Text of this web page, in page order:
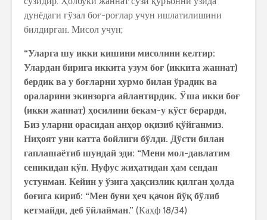
дунёдаги гўзал боғ-роғлар учун ишлатилишини
билдирган. Мисол учун;
“Уларга шу икки кишини мисолини келтир:
Улардан бирига иккита узум боғ (иккита жаннат)
бердик ва у боғларни хурмо билан ўрадик ва
ораларини экинзорга айлантирдик. Ўша икки боғ
(икки жаннат) ҳосилини бекам-у кўст берарди,
Биз уларни орасидан анҳор оқизиб қўйганмиз.
Ниҳоят уни катта бойлиги бўлди. Дўсти билан
гаплашаётиб шундай эди: “Мени мол-давлатим
сеникидан кўп. Нуфус жиҳатидан ҳам сендан
устунман. Кейин у ўзига ҳақсизлик қилган ҳолда
боғига кириб: “Мен буни ҳеч қачон йўқ бўлиб
кетмайди, деб ўйлайман.” (Каҳф 18/34)